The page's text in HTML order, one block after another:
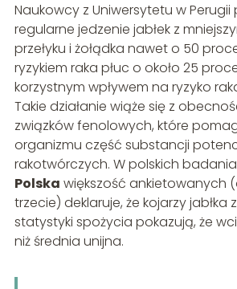
Naukowcy z Uniwersytetu w Perugii
regularne jedzenie jabłek z
przełyku i żołądka nawet o 50
ryzykiem raka płuc o około 25
korzystnym wpływem na ryzyko
Takie działanie wiąże się z
związków fenolowych, które
organizmu część substancji
rakotwórczych. W polskich
Polska większość ankietowanych
trzecie) deklaruje, że kojarzy jabłka
statystyki spożycia pokazują, że
niż średnia unijna.